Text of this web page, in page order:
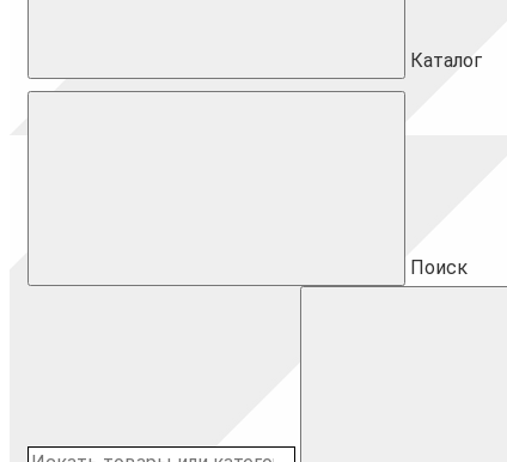
Каталог
Поиск